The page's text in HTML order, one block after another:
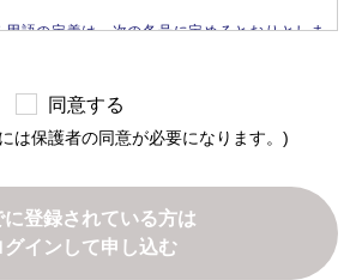
スの新機能、更新情報、キャンペーン等および
ザや、不正・不当な目的でサービスを利用しよ
、ご利用をお断りするため
報の閲覧や変更、削除、ご利用状況の閲覧を行
ユーザに利用料金を請求するため
る目的
と関連性を有すると合理的に認められる場合に
語の定義は、次の各号に定めるとおりとしま
運営するじんざい教習所（所在地: 栃木県真岡
提供するすべてのサービスをいいます。なお、本
をいいます。
または担当者であって、実際に本サービスを利
す。
　当社と申込者との間で締結される、本サービ
同意する
は保護者の同意が必要になります。)
に登録されている方は
グインして申し込む